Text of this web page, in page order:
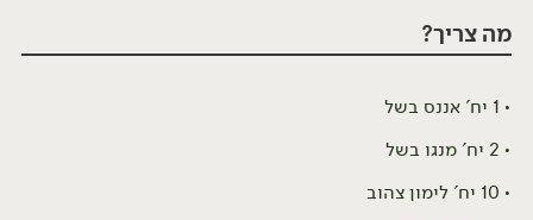
מה צריך?
1 יח' אננס בשל
2 יח' מנגו בשל
10 יח' לימון צהוב